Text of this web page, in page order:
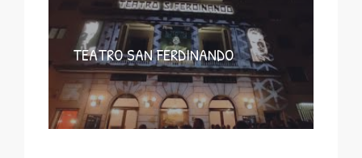
TEATRO SAN FERDINANDO